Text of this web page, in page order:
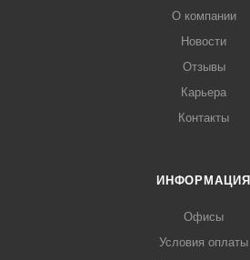
О компании
Новости
Отзывы
Карьера
Контакты
ИНФОРМАЦИЯ
Офисы
Условия оплаты